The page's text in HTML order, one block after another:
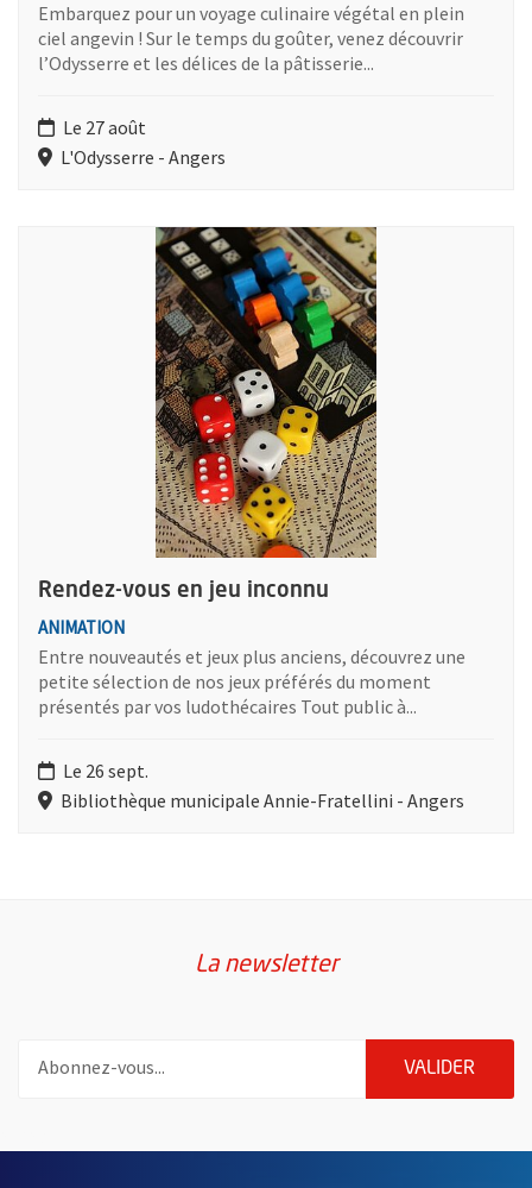
Embarquez pour un voyage culinaire végétal en plein
ciel angevin ! Sur le temps du goûter, venez découvrir
l’Odysserre et les délices de la pâtisserie...
Le 27 août
L'Odysserre - Angers
Rendez-vous en jeu inconnu
ANIMATION
Entre nouveautés et jeux plus anciens, découvrez une
petite sélection de nos jeux préférés du moment
présentés par vos ludothécaires Tout public à...
Le 26 sept.
Bibliothèque municipale Annie-Fratellini - Angers
Plus d'information sur l'évènement : Rendez-vous en jeu
La newsletter
VALIDER